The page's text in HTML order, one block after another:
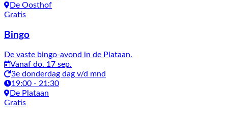
De Oosthof
Gratis
Bingo
De vaste bingo-avond in de Plataan.
Vanaf do. 17 sep.
3e donderdag dag v/d mnd
19:00 - 21:30
De Plataan
Gratis